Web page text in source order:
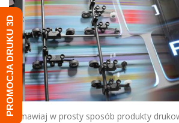
Zamawiaj w prosty sposób produkty
PROMOCJA DRUKU 3D